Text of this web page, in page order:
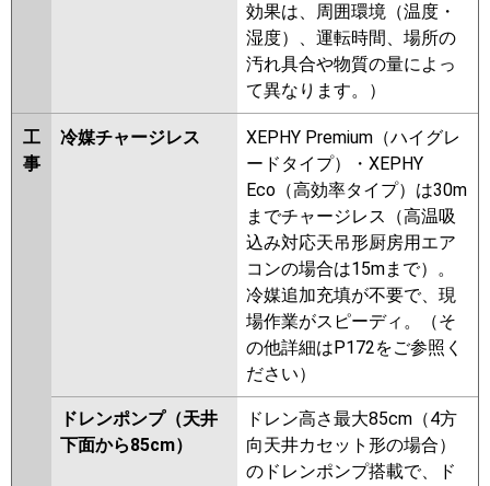
効果は、周囲環境（温度・
湿度）、運転時間、場所の
汚れ具合や物質の量によっ
て異なります。）
工
事
冷媒チャージレス
XEPHY Premium（ハイグレ
ードタイプ）・XEPHY
Eco（高効率タイプ）は30m
までチャージレス（高温吸
込み対応天吊形厨房用エア
コンの場合は15mまで）。
冷媒追加充填が不要で、現
場作業がスピーディ。（そ
の他詳細はP172をご参照く
ださい）
ドレンポンプ（天井
下面から85cm）
ドレン高さ最大85cm（4方
向天井カセット形の場合）
のドレンポンプ搭載で、ド